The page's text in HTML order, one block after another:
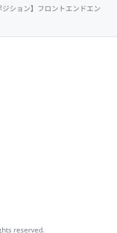
ジション】フロントエンドエン
reserved.